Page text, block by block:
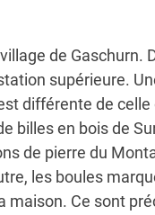
de
supérieure.
différente de
billes en bois de
de pierre du
les boules
Ce sont